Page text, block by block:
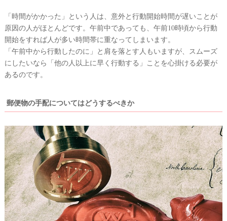
「時間がかかった」という人は、意外と行動開始時間が遅いことが
原因の人がほとんどです。午前中であっても、午前10時頃から行動
開始をすれば人が多い時間帯に重なってしまいます。
「午前中から行動したのに」と肩を落とす人もいますが、スムーズ
にしたいなら「他の人以上に早く行動する」ことを心掛ける必要が
あるのです。
郵便物の手配についてはどうするべきか